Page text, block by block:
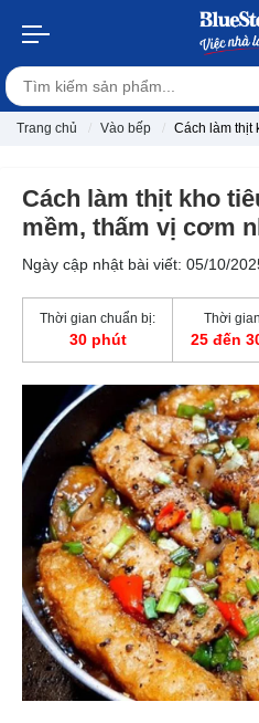
Trang chủ Vào bếp Cách làm thịt
Cách làm thịt kho
mềm, thấm vị cơm
Ngày cập nhật bài viết: 05/10/
Thời gian chuẩn bị:
30 phút
Thời
25 đến